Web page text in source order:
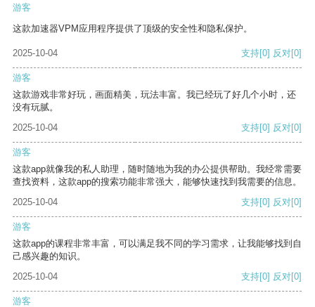
游客
这款加速器VPM应用程序提供了顶级的安全性和隐私保护。
2025-10-04 支持[0] 反对[0]
游客
这款游戏非常好玩，画面精美，玩法丰富。我已经玩了好几个小时，还
没有玩腻。
2025-10-04
支持[0] 反对[0]
游客
这款app就像我的私人助理，随时随地为我的办公提供帮助。我经常需要
查找资料，这款app的搜索功能非常强大，能够快速找到我需要的信息。
2025-10-04
支持[0] 反对[0]
游客
这款app的课程非常丰富，可以满足我不同的学习需求，让我能够找到自
己感兴趣的知识。
2025-10-04
支持[0] 反对[0]
游客